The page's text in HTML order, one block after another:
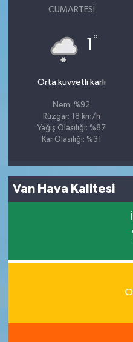
CUMARTESI
1 °
Orta kuvvetli karlı
Nem: %92
Rüzgar: 18 km/h
Yağış Olasılığı: %87
Kar Olasılığı: %31
Van Hava Kalitesi